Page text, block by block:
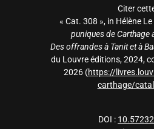
Citer
« Cat. 308 », in Hélène
puniques de Carthage
Des offrandes à Tanit et à
du Louvre éditions, 2024,
2026(https://
carthage/
DOI :